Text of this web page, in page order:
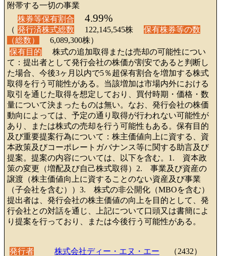
附帯する一切の事業
株券等保有割合
4.99%
（ 発行済株式総数 122,145,545株
保有株券等の数
（総数）
6,089,300株）
保有目的
株式の追加取得または売却の可能性につい
て：提出者として発行会社の株価が割安であると判断し
た場合、今後3ヶ月以内で5％超保有割合を増加する株式
取得を行う可能性がある。当該増加は市場内外における
取引を通じた取得を想定しており、買付時期・価格・数
量について決まったものは無い。なお、発行会社の株価
動向によっては、予定の通り取得が行われない可能性が
あり、または株式の売却を行う可能性もある。保有目的
及び重要提案行為について：株主価値向上に資する、資
本政策及びコーポレートガバナンス等に関する助言及び
提案。提案の内容については、以下を含む。1. 資本政
策の変更（増配及び自己株式取得）2. 事業及び資産の
譲渡（株主価値向上に資することのない資産及び事業
（子会社を含む））3. 株式の非公開化（MBOを含む）
提出者は、発行会社の株主価値の向上を目的として、発
行会社との対話を通じ、上記について口頭又は書簡によ
り提案を行っており、または今後行う可能性がある。
発行者 株式会社ディー・エヌ・エー （2432）